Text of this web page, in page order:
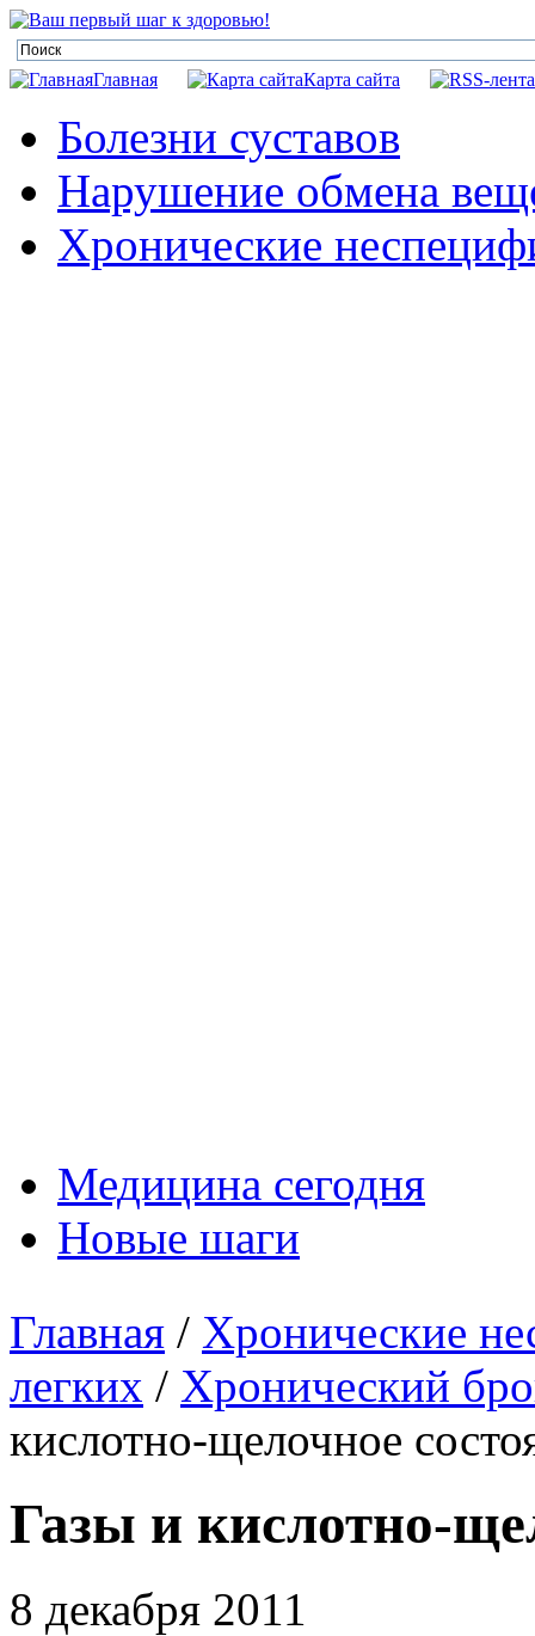
Главная Карта сайта
Болезни суставов
Нарушение обмена
Хронические
Медицина сегодня
Новые шаги
Главная / Хронические
легких / Хронический
кислотно-щелочное
Газы и кислотно-
8 декабря 2011